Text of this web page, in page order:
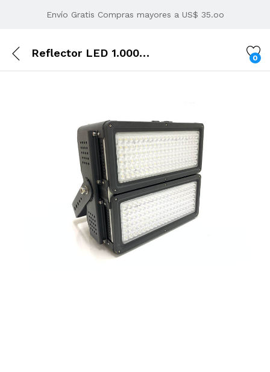
Envío Gratis Compras mayores a US$ 35.oo
Reflector LED 1.000W IP65 6.000k 140.000LM 0